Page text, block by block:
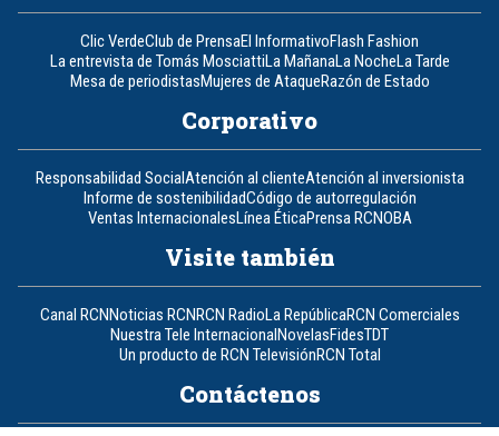
Clic VerdeClub de PrensaEl InformativoFlash Fashion
La entrevista de Tomás MosciattiLa MañanaLa NocheLa Tarde
Mesa de periodistasMujeres de AtaqueRazón de Estado
Corporativo
Responsabilidad SocialAtención al clienteAtención al inversionista
Informe de sostenibilidadCódigo de autorregulación
Ventas InternacionalesLínea ÉticaPrensa RCNOBA
Visite también
Canal RCNNoticias RCNRCN RadioLa RepúblicaRCN Comerciales
Nuestra Tele InternacionalNovelasFidesTDT
Un producto de RCN TelevisiónRCN Total
Contáctenos